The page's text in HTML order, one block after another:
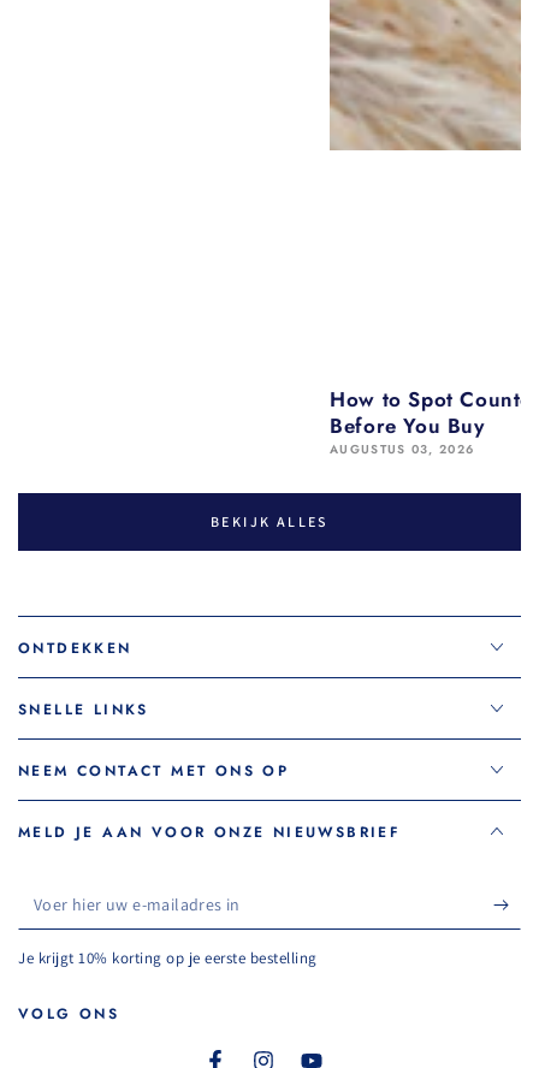
How to Spot
Before You Buy
AUGUSTUS 03, 2026
BEKIJK ALLES
ONTDEKKEN
SNELLE LINKS
NEEM CONTACT MET ONS OP
MELD JE AAN VOOR ONZE NIEUWSBRIEF
Voer
hier
uw
e-
Je krijgt 10% korting op je eerste bestelling
VOLG ONS